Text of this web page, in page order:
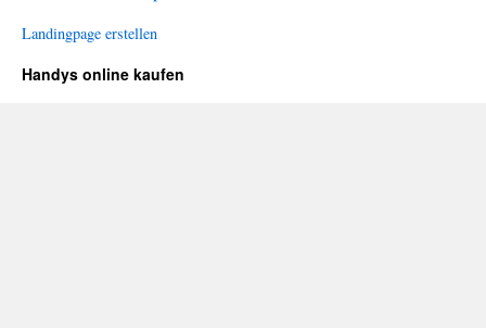
Landingpage erstellen
Handys online kaufen